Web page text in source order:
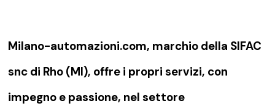
Milano-automazioni.com, marchio della SIFAC
snc di Rho (MI), offre i propri servizi, con
impegno e passione, nel settore